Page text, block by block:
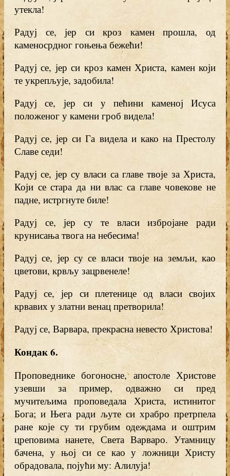
утекла!
Радуј се, јер си кроз камен прошла, од
каменосрдног гоњења бежећи!
Радуј се, јер си кроз камен Христа, камен који
те укрепљује, задобила!
Радуј се, јер си у пећини каменој Исуса
положеног у камени гроб видела!
Радуј се, јер си Га видела и како на Престолу
Славе седи!
Радуј се, јер су власи са главе твоје за Христа,
Који се стара да ни влас са главе човекове не
падне, истргнуте биле!
Радуј се, јер су те власи избројане ради
крунисања твога на небесима!
Радуј се, јер су се власи твоје на земљи, као
цветови, крвљу зацрвенеле!
Радуј се, јер си плетенице од власи својих
крвавих у златни венац претворила!
Радуј се, Варвара, прекрасна невесто Христова!
Кондак 6.
Проповеднике богоносне, апостоле Христове
узевши за пример, одважно си пред
мучитељима проповедала Христа, истинитог
Бога; и Њега ради љуте си храбро претрпела
ране које су ти грубим одеждама и оштрим
цреповима нанете, Света Варваро. Утамницу
бачена, у њој си се као у ложници Христу
обрадовала, појући му: Алилуја!